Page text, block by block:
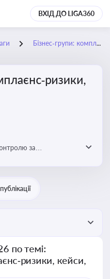
ВХІД ДО LIGA360
Бізнес‑групи: комплаєнс‑ризики, кейси, аналітика
за
по темі:
кейси,